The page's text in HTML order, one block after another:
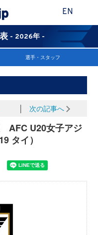
EN
- 2026年 -
選手・スタッフ
次の記事へ
AFC U20女子アジ
タイ）